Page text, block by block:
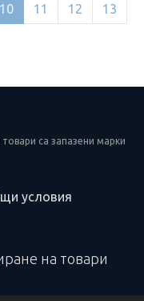
10 11 12 13
са запазени марки
условия
на товари
от целия свят